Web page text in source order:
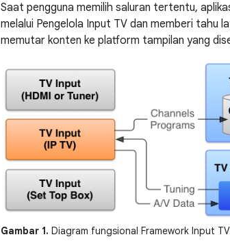
Saat pengguna memilih saluran tertentu,
melalui Pengelola Input TV dan memberi tahu
memutar konten ke platform tampilan yang
Gambar 1. Diagram fungsional Framework Input